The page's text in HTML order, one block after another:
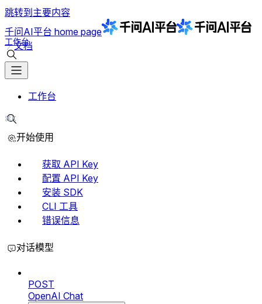
跳转到主要内容
千问AI平台 home page
文档
工作台
工作台
⌘K
开始使用
获取 API Key
配置 API Key
安装 SDK
CLI 工具
错误信息
对话模型
POST
OpenAI Chat